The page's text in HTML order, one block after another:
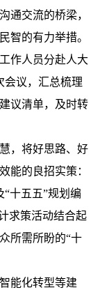
通交流的桥梁，
智的有力举措。
作人员分赴人大
会议，汇总梳理
议清单，及时转
，将好思路、好
能的良招实策：
“十五五”规划编
求策活动结合起
所需所盼的“十
能化转型等建